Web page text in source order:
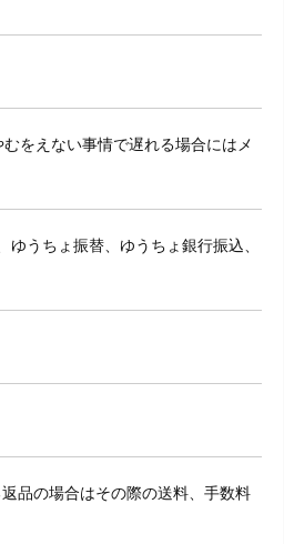
をえない事情で遅れる場合にはメ
うちょ振替、ゆうちょ銀行振込、
品の場合はその際の送料、手数料